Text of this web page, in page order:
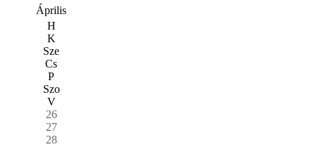
Április
H
K
Sze
Cs
P
Szo
V
26
27
28